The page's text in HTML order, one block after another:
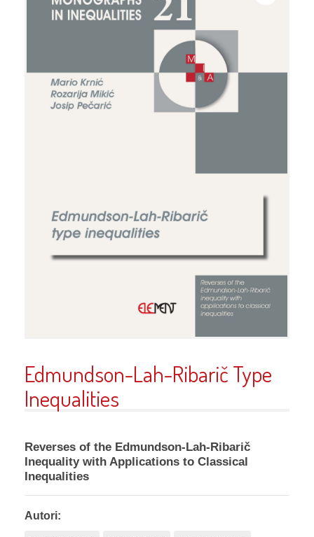
Edmundson-Lah-Ribarič Type
Inequalities
Reverses of the Edmundson-Lah-Ribarič
Inequality with Applications to Classical
Inequalities
Autori: